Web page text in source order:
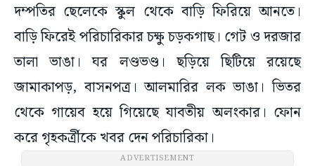
দম্পতির ছেলেকে স্কুল থেকে বাড়ি ফিরিয়ে আনতে।
বাড়ি ফিরেই পরিচারিকার চক্ষু চড়কগাছ। গেট ও দরজার
তালা ভাঙা। ঘর লণ্ডভণ্ড। ছড়িয়ে ছিটিয়ে রয়েছে
জামাকাপড়, বাসনপত্র। আলমারির লক ভাঙা। ভিতর
থেকে গায়েব হয়ে গিয়েছে যাবতীয় অলংকার। ফোন
করে গৃহকর্ত্রীকে খবর দেন পরিচারিকা।
ADVERTISEMENT